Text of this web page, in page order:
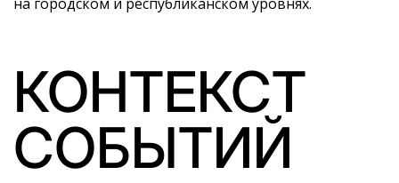
КОНТЕКСТ
СОБЫТИЙ